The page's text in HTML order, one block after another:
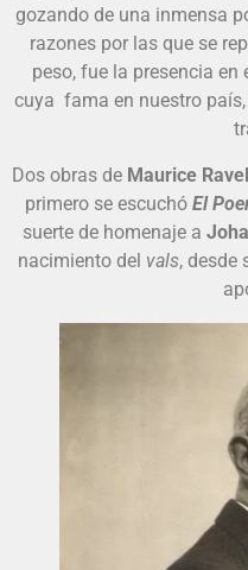
gozando de una inmensa
razones por las que se
peso, fue la presencia en
cuya fama en nuestro
Dos obras de Maurice Ravel
primero se escuchó El
suerte de homenaje a
nacimiento del vals, desde